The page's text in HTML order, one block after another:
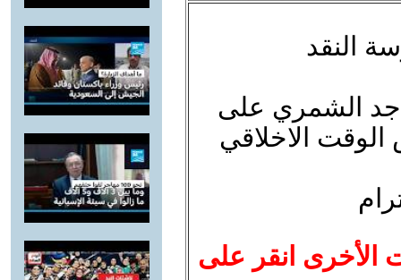
النقد
الشمري على
الوقت الاخلاقي
الأخرى انقر على